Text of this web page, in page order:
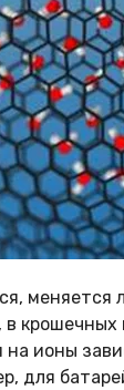
меняется
крошечных
ионы
для